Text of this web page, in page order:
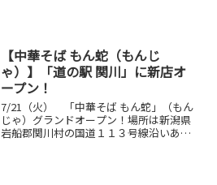
【中華そば もん蛇（もんじ
ゃ）】「道の駅 関川」に新店オ
ープン！
7/21（火） 「中華そば もん蛇」（もん
じゃ）グランドオープン！場所は新潟県
岩船郡関川村の国道１１３号線沿いある